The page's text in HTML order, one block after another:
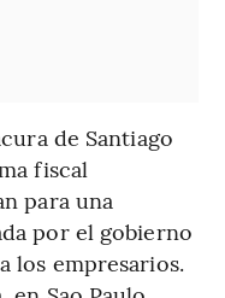
de Santiago
fiscal
para una
por el gobierno
los empresarios.